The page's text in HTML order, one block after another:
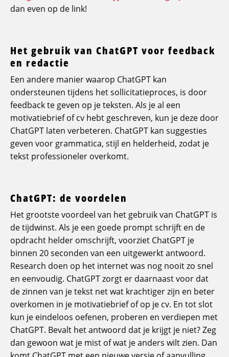
dan even op de link!
Het gebruik van ChatGPT voor feedback
en redactie
Een andere manier waarop ChatGPT kan
ondersteunen tijdens het sollicitatieproces, is door
feedback te geven op je teksten. Als je al een
motivatiebrief of cv hebt geschreven, kun je deze door
ChatGPT laten verbeteren. ChatGPT kan suggesties
geven voor grammatica, stijl en helderheid, zodat je
tekst professioneler overkomt.
ChatGPT: de voordelen
Het grootste voordeel van het gebruik van ChatGPT is
de tijdwinst. Als je een goede prompt schrijft en de
opdracht helder omschrijft, voorziet ChatGPT je
binnen 20 seconden van een uitgewerkt antwoord.
Research doen op het internet was nog nooit zo snel
en eenvoudig. ChatGPT zorgt er daarnaast voor dat
de zinnen van je tekst net wat krachtiger zijn en beter
overkomen in je motivatiebrief of op je cv. En tot slot
kun je eindeloos oefenen, proberen en verdiepen met
ChatGPT. Bevalt het antwoord dat je krijgt je niet? Zeg
dan gewoon wat je mist of wat je anders wilt zien. Dan